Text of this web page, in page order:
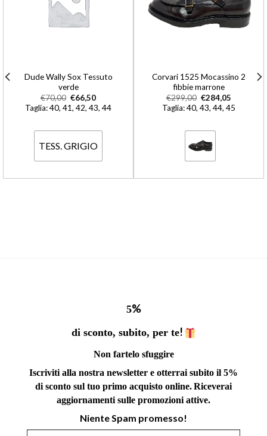
Dude Wally Sox Tessuto
verde
€70,00 €66,50
Taglia: 40, 41, 42, 43, 44
TESS. GRIGIO
Corvari 1525 Mocassino 2
fibbie marrone
€299,00 €284,05
Taglia: 40, 43, 44, 45
5%
di sconto, subito, per te!
Non fartelo sfuggire
Iscriviti alla nostra newsletter e otterrai subito il 5%
di sconto sul tuo primo acquisto online.Riceverai
aggiornamenti sulle promozioni attive.
Niente Spam promesso!